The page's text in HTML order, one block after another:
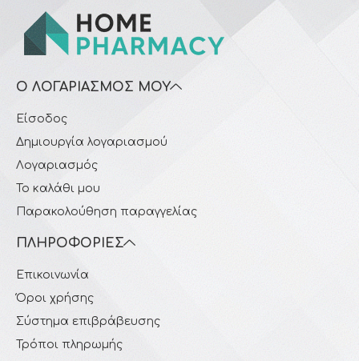
Ο ΛΟΓΑΡΙΑΣΜΌΣ ΜΟΥ
Είσοδος
Δημιουργία λογαριασμού
Λογαριασμός
Το καλάθι μου
Παρακολούθηση παραγγελίας
ΠΛΗΡΟΦΟΡΊΕΣ
Επικοινωνία
Όροι χρήσης
Σύστημα επιβράβευσης
Τρόποι πληρωμής